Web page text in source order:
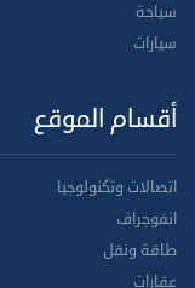
سياحة
سيارات
أقسام الموقع
اتصالات وتكنولوجيا
انفوجراف
طاقة ونقل
عقارات